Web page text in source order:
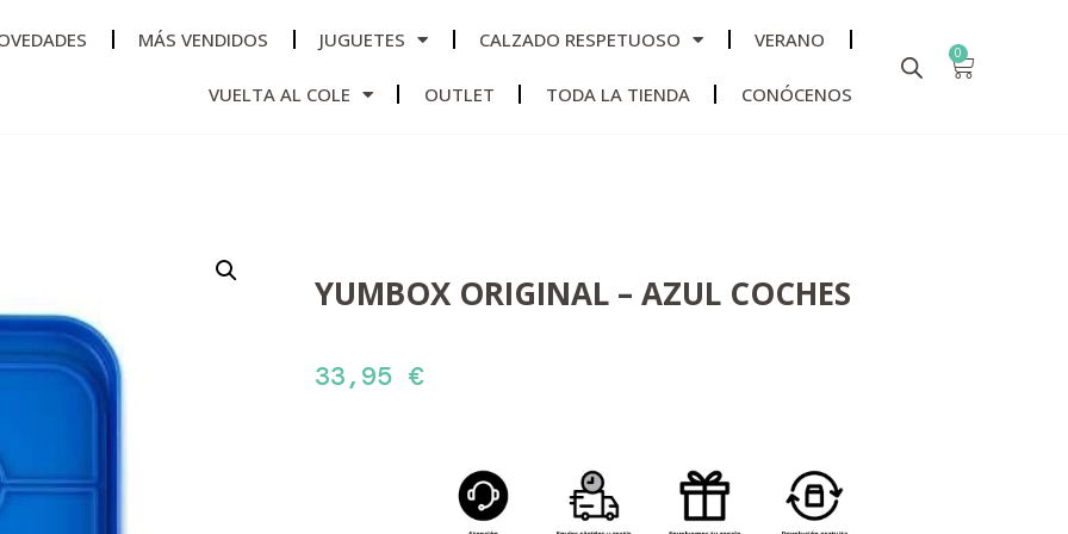
MÁS VENDIDOS JUGUETES CALZADO RESPETUOSO VERANO
VUELTA AL COLE OUTLET TODA LA TIENDA CONÓCENOS
0
YUMBOX ORIGINAL – AZUL COCHES
33,95 €